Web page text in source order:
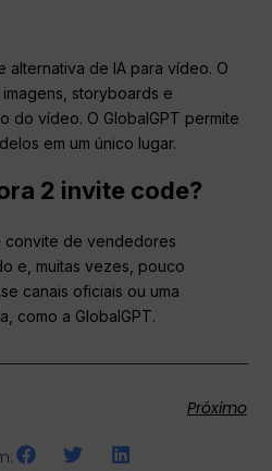
alternativa de IA para vídeo. O
storyboards e
do vídeo. O GlobalGPT permite
em um único lugar.
2 invite code?
convite de vendedores
e, muitas vezes, pouco
canais oficiais ou uma
como a GlobalGPT.
Próximo